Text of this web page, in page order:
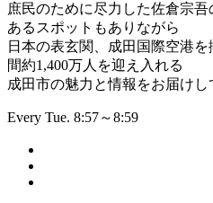
庶民のために尽力した佐倉宗
あるスポットもありながら
日本の表玄関、成田国際空港
間約1,400万人を迎え入れる
成田市の魅力と情報をお届けし
Every Tue. 8:57～8:59